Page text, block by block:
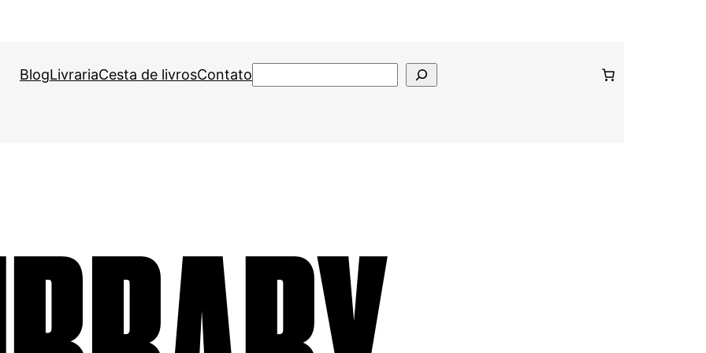
BlogLivrariaCesta de livrosContato